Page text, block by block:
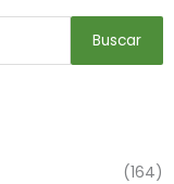
Buscar
(164)